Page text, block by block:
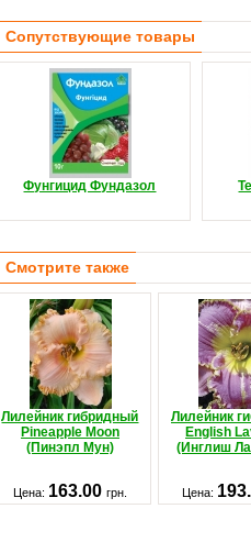
Сопутствующие товары
Фунгицид Фундазол
Смотрите также
Лилейник гибридный
Pineapple Moon
(Пинэпл Мун)
Лилейник
English
(Инглиш
Цена: 163.00 грн. Цена: